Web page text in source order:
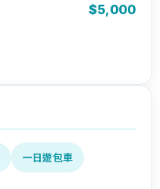
$5,000
一日遊包車